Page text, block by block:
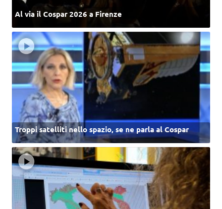
Al via il Cospar 2026 a Firenze
Troppi satelliti nello spazio, se ne parla al Cospar